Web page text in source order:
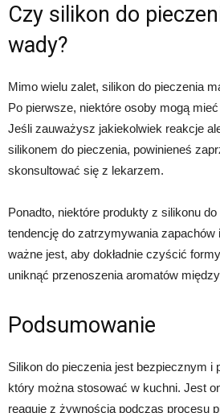
Czy silikon do
wady?
Mimo wielu zalet, silikon do pieczenia
Po pierwsze, niektóre osoby mogą mieć
Jeśli zauważysz jakiekolwiek reakcje
silikonem do pieczenia, powinieneś
skonsultować się z lekarzem.
Ponadto, niektóre produkty z silikonu
tendencję do zatrzymywania zapachów
ważne jest, aby dokładnie czyścić
uniknąć przenoszenia aromatów
Podsumowanie
Silikon do pieczenia jest bezpiecznym i
który można stosować w kuchni. Jest
reaguje z żywnością podczas procesu